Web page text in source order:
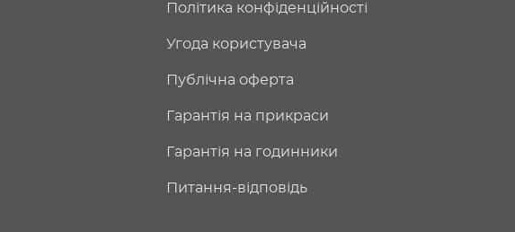
Політика конфіденційності
Угода користувача
Публічна оферта
Гарантія на прикраси
Гарантія на годинники
Питання-відповідь